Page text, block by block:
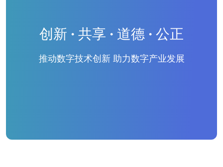
创新 · 共享 · 道德 · 公正
推动数字技术创新 助力数字产业发展